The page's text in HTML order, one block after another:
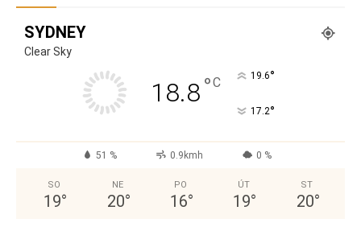
SYDNEY
Clear Sky
18.8°C 19.6°
17.2°
51 % 0.9kmh 0 %
SO
19°
NE
20°
PO
16°
ÚT
19°
ST
20°